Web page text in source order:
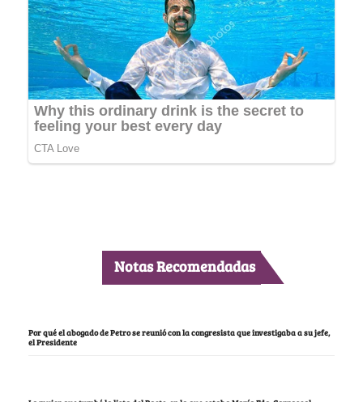
Notas Recomendadas
Por qué el abogado de Petro se reunió con la congresista que investigaba a su jefe,
el Presidente